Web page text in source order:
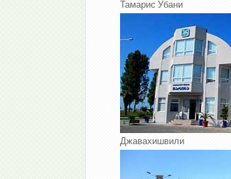
Тамарис Убани
Джавахишвили